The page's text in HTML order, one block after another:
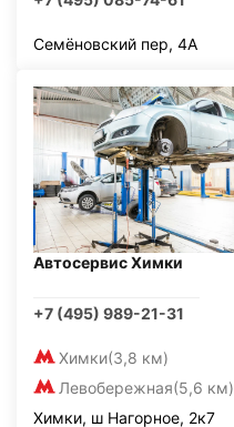
Семёновский пер, 4А
Автосервис Химки
+7 (495) 989-21-31
Химки(3,8 км)
Левобережная(5,6 км)
Химки, ш Нагорное, 2к7